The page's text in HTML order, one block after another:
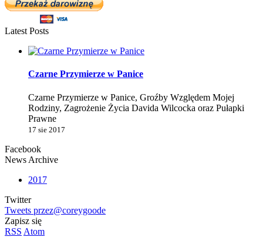
Latest Posts
Czarne Przymierze w Panice
Czarne Przymierze w Panice, Groźby Względem Mojej
Rodziny, Zagrożenie Życia Davida Wilcocka oraz Pułapki
Prawne
17 sie 2017
Facebook
News Archive
2017
Twitter
Tweets przez@coreygoode
Zapisz się
RSS Atom